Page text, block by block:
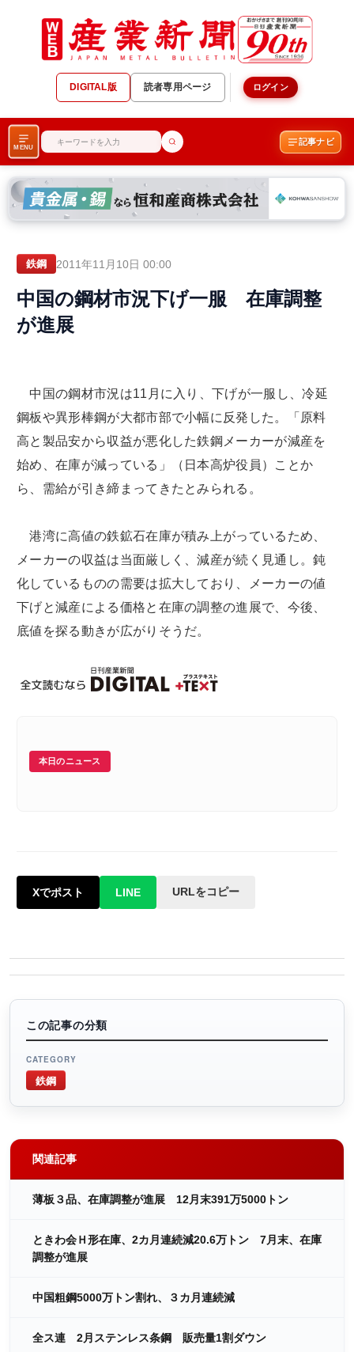
DIGITAL版 読者専用ページ ログイン
MENU
記事ナビ
鉄鋼 2011年11月10日 00:00
中国の鋼材市況下げ一服 在庫調整
が進展
中国の鋼材市況は11月に入り、下げが一服し、冷延
鋼板や異形棒鋼が大都市部で小幅に反発した。「原料
高と製品安から収益が悪化した鉄鋼メーカーが減産を
始め、在庫が減っている」（日本高炉役員）ことか
ら、需給が引き締まってきたとみられる。
港湾に高値の鉄鉱石在庫が積み上がっているため、
メーカーの収益は当面厳しく、減産が続く見通し。鈍
化しているものの需要は拡大しており、メーカーの値
下げと減産による価格と在庫の調整の進展で、今後、
底値を探る動きが広がりそうだ。
本日のニュース
Xでポスト LINE URLをコピー
この記事の分類
CATEGORY
鉄鋼
関連記事
薄板３品、在庫調整が進展 12月末391万5000トン
ときわ会Ｈ形在庫、2カ月連続減20.6万トン 7月末、在庫
調整が進展
中国粗鋼5000万トン割れ、３カ月連続減
全ス連 2月ステンレス条鋼 販売量1割ダウン